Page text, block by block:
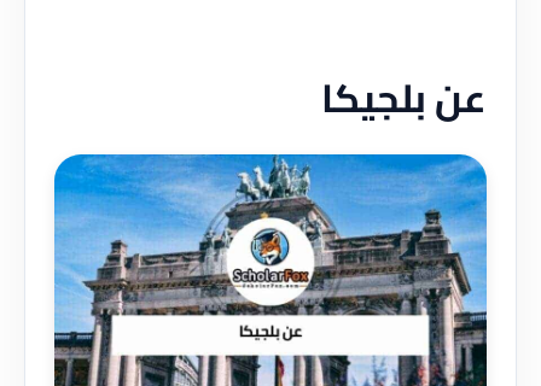
عن بلجيكا